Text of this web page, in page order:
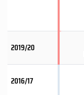
2019/20
2016/17